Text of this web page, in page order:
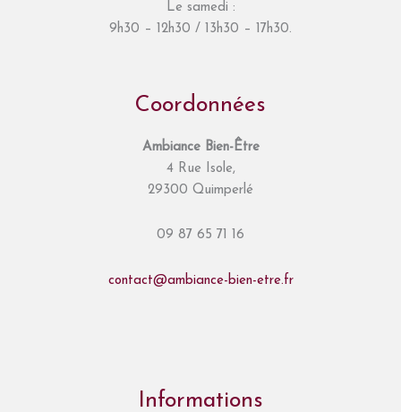
Le samedi :
9h30 – 12h30 / 13h30 – 17h30.
Coordonnées
Ambiance Bien-Être
4 Rue Isole,
29300 Quimperlé
09 87 65 71 16
contact@ambiance-bien-etre.fr
Informations